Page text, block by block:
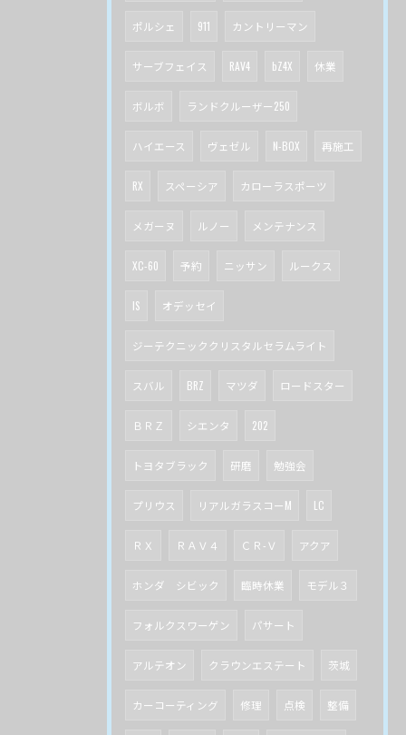
ポルシェ 911 カントリーマン
サーブフェイス RAV4 bZ4X 休業
ボルボ ランドクルーザー250
ハイエース ヴェゼル N-BOX 再施工
RX スペーシア カローラスポーツ
メガーヌ ルノー メンテナンス
XC-60 予約 ニッサン ルークス
IS オデッセイ
ジーテクニッククリスタルセラムライト
スバル BRZ マツダ ロードスター
ＢＲＺ シエンタ 202
トヨタブラック 研磨 勉強会
プリウス リアルガラスコーM LC
ＲＸ ＲＡＶ４ ＣＲ-Ｖ アクア
ホンダ シビック 臨時休業 モデル３
フォルクスワーゲン パサート
アルテオン クラウンエステート 茨城
カーコーティング 修理 点検 整備